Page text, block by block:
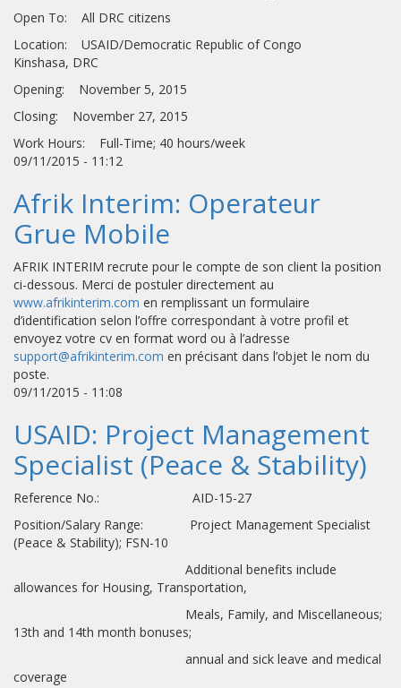
Open To: All DRC citizens
Location: USAID/Democratic Republic of Congo
Kinshasa, DRC
Opening: November 5, 2015
Closing: November 27, 2015
Work Hours: Full-Time; 40 hours/week
09/11/2015 - 11:12
Afrik Interim: Operateur
Grue Mobile
AFRIK INTERIM recrute pour le compte de son client la position
ci-dessous. Merci de postuler directement au
www.afrikinterim.com en remplissant un formulaire
d’identification selon l’offre correspondant à votre profil et
envoyez votre cv en format word ou à l’adresse
support@afrikinterim.com en précisant dans l’objet le nom du
poste.
09/11/2015 - 11:08
USAID: Project Management
Specialist (Peace & Stability)
Reference No.: AID-15-27
Position/Salary Range: Project Management Specialist
(Peace & Stability); FSN-10
Additional benefits include
allowances for Housing, Transportation,
Meals, Family, and Miscellaneous;
13th and 14th month bonuses;
annual and sick leave and medical
coverage